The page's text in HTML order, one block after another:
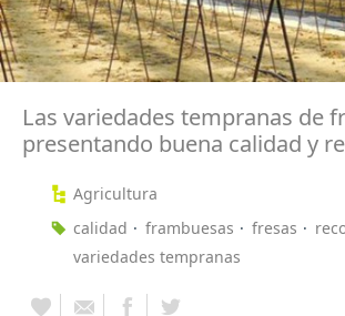
Las variedades tempranas de
presentando buena calidad y
Agricultura
calidad
frambuesas fresas
variedades tempranas